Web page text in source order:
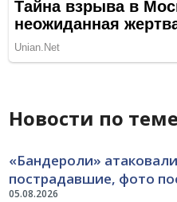
Новости по
05.08.2026
«Бандероли»
пострадавшие, фото